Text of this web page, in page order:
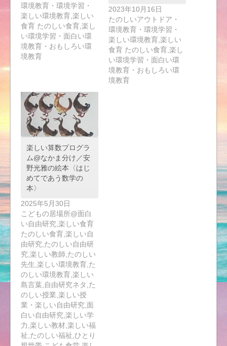
環境教育・環境学習・
楽しい環境教育,楽しい
食育 たのしい食育,楽し
い環境学習・面白い環
境教育・おもしろい環
境教育
2023年10月16日
たのしいアウトドア・
環境教育・環境学習・
楽しい環境教育,楽しい
食育 たのしい食育,楽し
い環境学習・面白い環
境教育・おもしろい環
境教育
楽しい算数プログラ
ム@なかま分け／安
野光雅の絵本〈はじ
めてであう数学の
本〉
2025年5月30日
こどもの居場所@面白
い自由研究,楽しい食育
たのしい食育,楽しい自
由研究,たのしい自由研
究,楽しい教師,たのしい
先生,楽しい環境教育,た
のしい環境教育,楽しい
島言葉,自由研究ネタ,た
のしい授業,楽しい授
業・楽しい自由研究,面
白い自由研究,楽しい学
力,楽しい教材,楽しい福
祉,たのしい福祉,ひとり